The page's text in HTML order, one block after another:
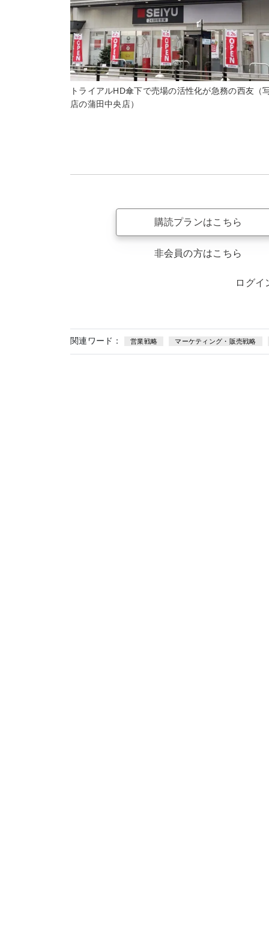
トライアルHD傘下で売場の活性化が急務の西友（
店の蒲田中央店）
購読プランはこちら
非会員の方はこちら
ログイ
関連ワード： 営業戦略 マーケティング・販売戦略